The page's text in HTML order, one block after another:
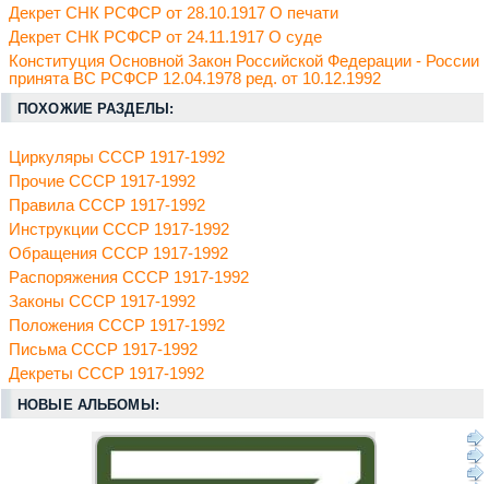
Декрет СНК РСФСР от 28.10.1917 О печати
Декрет СНК РСФСР от 24.11.1917 О суде
Конституция Основной Закон Российской Федерации - России
принята ВС РСФСР 12.04.1978 ред. от 10.12.1992
ПОХОЖИЕ РАЗДЕЛЫ:
Циркуляры СССР 1917-1992
Прочие СССР 1917-1992
Правила СССР 1917-1992
Инструкции СССР 1917-1992
Обращения СССР 1917-1992
Распоряжения СССР 1917-1992
Законы СССР 1917-1992
Положения СССР 1917-1992
Письма СССР 1917-1992
Декреты СССР 1917-1992
НОВЫЕ АЛЬБОМЫ: